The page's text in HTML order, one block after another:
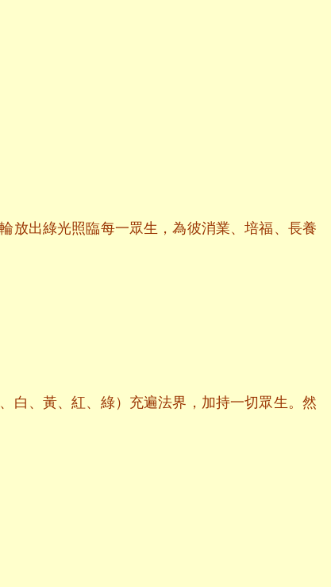
放出綠光照臨每一眾生，為彼消業、培福、長養
白、黃、紅、綠）充遍法界，加持一切眾生。然